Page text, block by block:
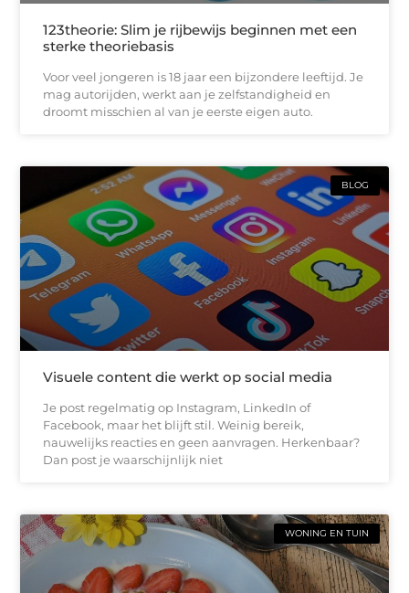
123theorie: Slim je rijbewijs beginnen met een
sterke theoriebasis
Voor veel jongeren is 18 jaar een bijzondere leeftijd. Je
mag autorijden, werkt aan je zelfstandigheid en
droomt misschien al van je eerste eigen auto.
BLOG
Visuele content die werkt op social media
Je post regelmatig op Instagram, LinkedIn of
Facebook, maar het blijft stil. Weinig bereik,
nauwelijks reacties en geen aanvragen. Herkenbaar?
Dan post je waarschijnlijk niet
WONING EN TUIN